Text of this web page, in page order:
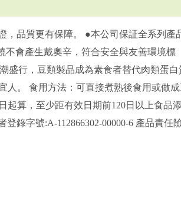
，品質更有保障。 ●本公司保証全系列產
不會產生戴奧辛，符合安全與友善環境標
盛行，豆類製品成為素食者替代肉類蛋白
人。 食用方法：可直接煮熟後食用或做成
起算，至少距有效日期前120日以上食品添
錄字號:A-112866302-00000-6 產品責任